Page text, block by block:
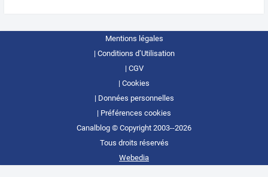
Mentions légales
Conditions d’Utilisation
CGV
Cookies
Données personnelles
Préférences cookies
Canalblog © Copyright 2003--2026
Tous droits réservés
Webedia